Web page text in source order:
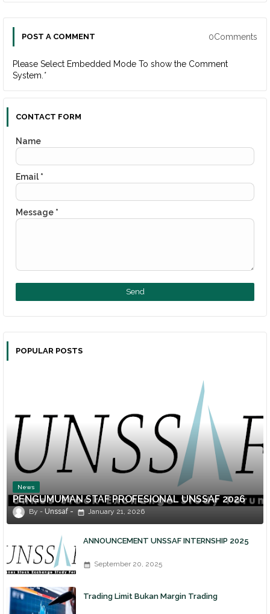
POST A COMMENT 0Comments
Please Select Embedded Mode To show the Comment
System. *
CONTACT FORM
Name
Email *
Message *
POPULAR POSTS
News
PENGUMUMAN STAF PROFESIONAL UNSSAF 2026
Unssaf January 21, 2026
ANNOUNCEMENT UNSSAF INTERNSHIP 2025
September 20, 2025
Trading Limit Bukan Margin Trading